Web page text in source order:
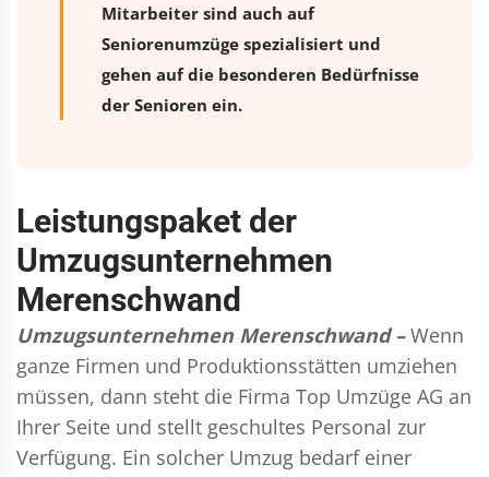
Mitarbeiter sind auch auf
Seniorenumzüge spezialisiert und
gehen auf die besonderen Bedürfnisse
der Senioren ein.
Leistungspaket der
Umzugsunternehmen
Merenschwand
Umzugsunternehmen Merenschwand – Wenn
ganze Firmen und Produktionsstätten umziehen
müssen, dann steht die Firma Top Umzüge AG an
Ihrer Seite und stellt geschultes Personal zur
Verfügung. Ein solcher Umzug bedarf einer